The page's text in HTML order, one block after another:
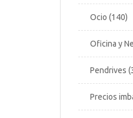
Ocio 140
Oficina y
Pendrives
Precios